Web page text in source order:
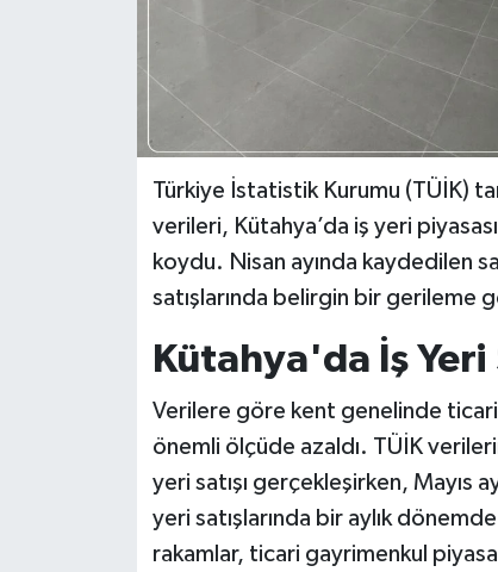
Türkiye İstatistik Kurumu (TÜİK)
verileri, Kütahya’da iş yeri
koydu. Nisan ayında kaydedilen
satışlarında belirgin bir gerileme
Kütahya'da İş Yeri
Verilere göre kent genelinde
önemli ölçüde azaldı. TÜİK
yeri satışı gerçekleşirken, Mayıs
yeri satışlarında bir aylık
rakamlar, ticari gayrimenkul
Teknoloji
Vefat Haberleri